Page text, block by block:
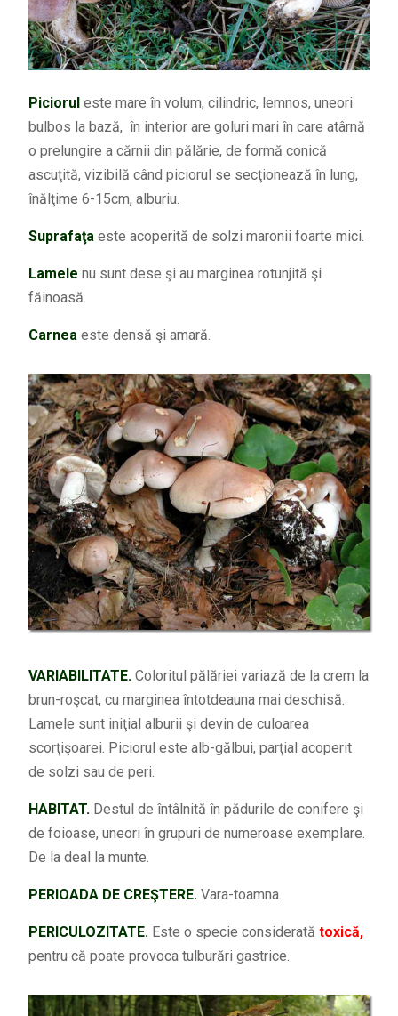
Piciorul este mare în volum, cilindric, lemnos, uneori
bulbos la bază, în interior are goluri mari în care atârnă
o prelungire a cărnii din pălărie, de formă conică
ascuţită, vizibilă când piciorul se secţionează în lung,
înălţime 6-15cm, alburiu.
Suprafaţa este acoperită de solzi maronii foarte mici.
Lamele nu sunt dese şi au marginea rotunjită şi
făinoasă.
Carnea este densă şi amară.
VARIABILITATE.Coloritul pălăriei variază de la crem la
brun-roşcat, cu marginea întotdeauna mai deschisă.
Lamele sunt iniţial alburii şi devin de culoarea
scorţişoarei. Piciorul este alb-gălbui, parţial acoperit
de solzi sau de peri.
HABITAT. Destul de întâlnită în pădurile de conifere şi
de foioase, uneori în grupuri de numeroase exemplare.
De la deal la munte.
PERIOADA DE CREŞTERE. Vara-toamna.
PERICULOZITATE.Este o specie considerată toxică,
pentru că poate provoca tulburări gastrice.